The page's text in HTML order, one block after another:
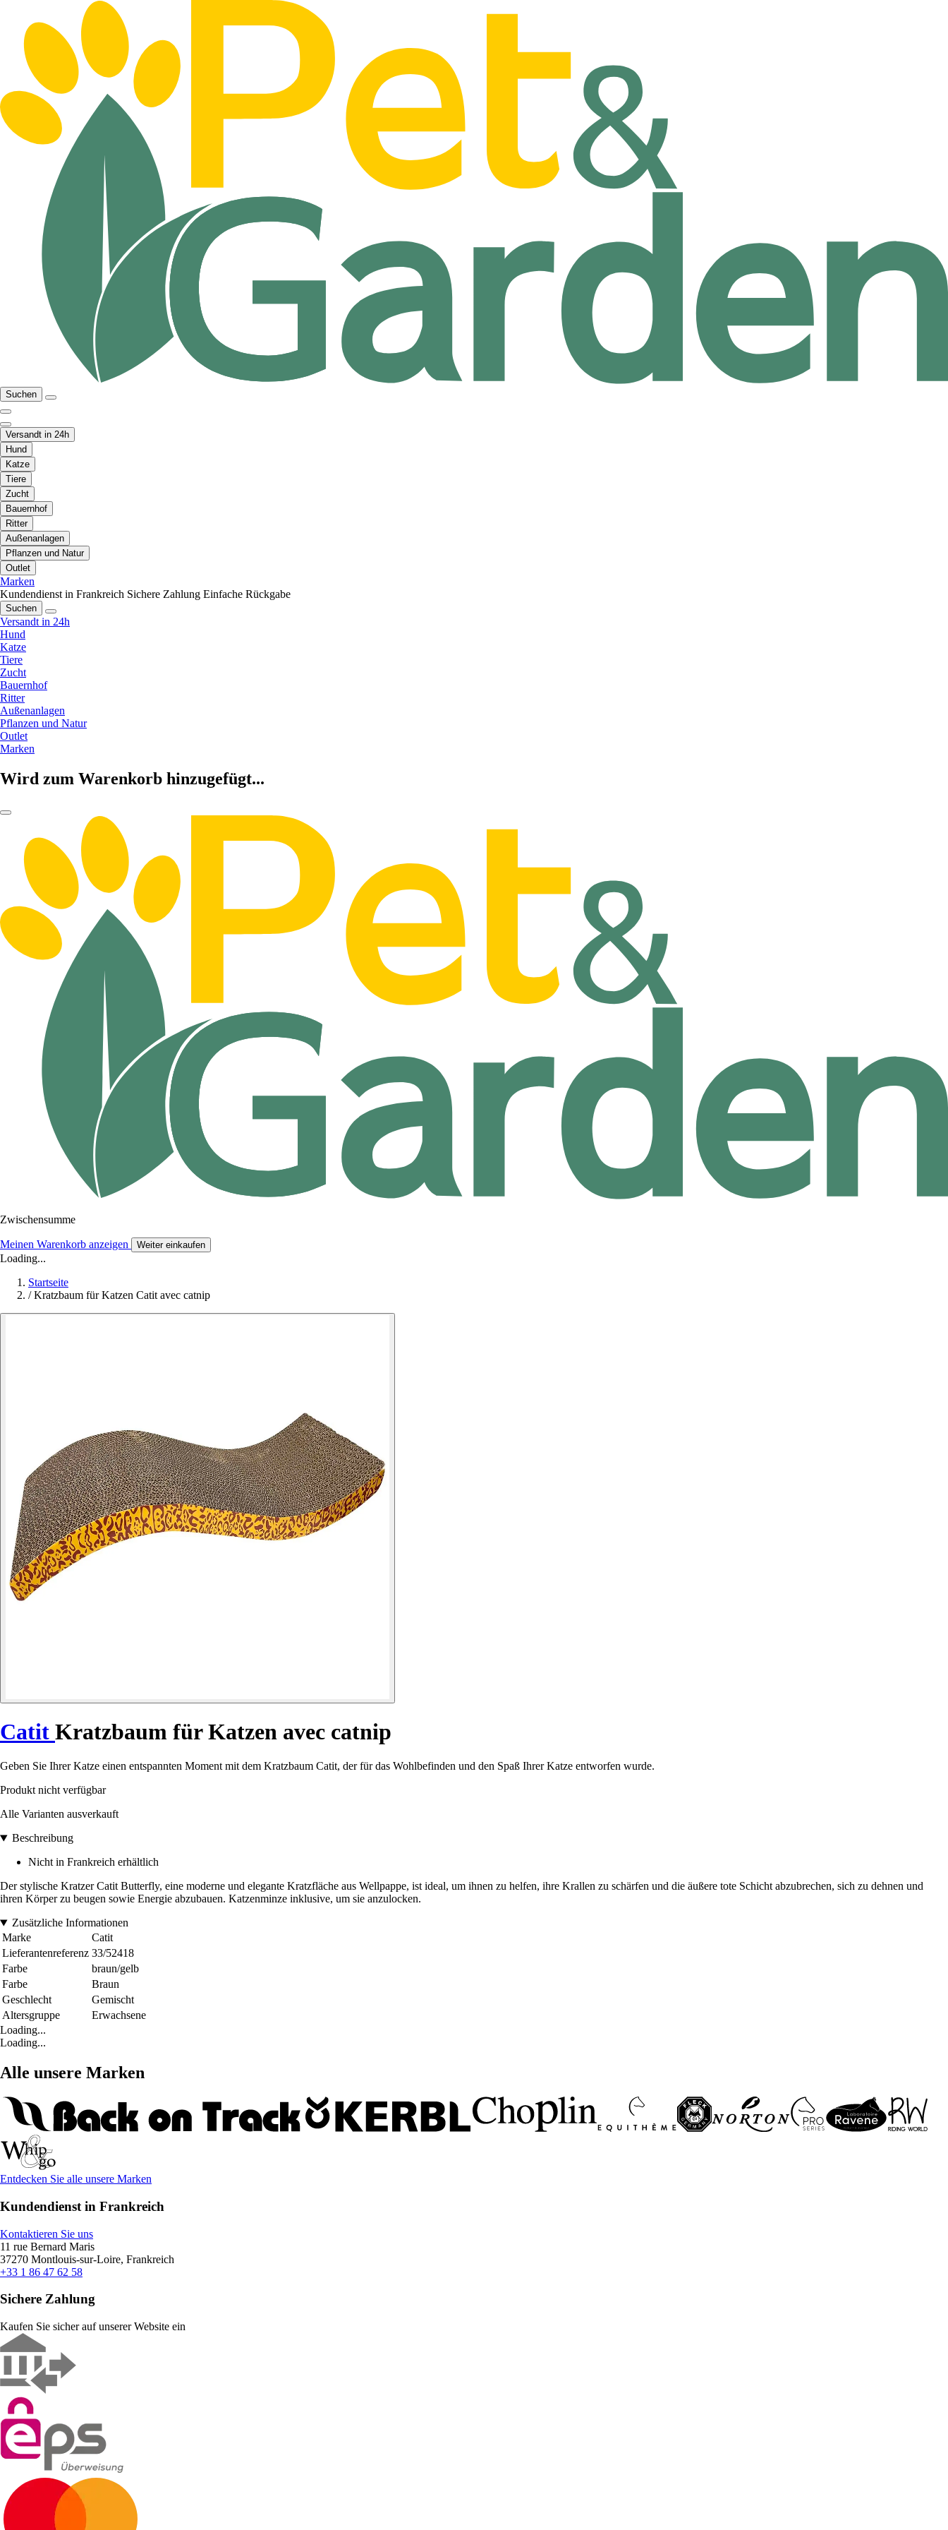
Suchen
Versandt in 24h
Hund
Katze
Tiere
Zucht
Bauernhof
Ritter
Außenanlagen
Pflanzen und Natur
Outlet
Marken
Kundendienst in Frankreich Sichere Zahlung Einfache Rückgabe
Suchen
Versandt in 24h
Hund
Katze
Tiere
Zucht
Bauernhof
Ritter
Außenanlagen
Pflanzen und Natur
Outlet
Marken
Wird zum Warenkorb hinzugefügt...
Zwischensumme
Meinen Warenkorb anzeigen Weiter einkaufen
Loading...
Startseite
/ Kratzbaum für Katzen Catit avec catnip
Catit Kratzbaum für Katzen avec catnip
Geben Sie Ihrer Katze einen entspannten Moment mit dem Kratzbaum Catit, der für das Wohlbefinden und den Spaß Ihrer Katze entworfen wurde.
Produkt nicht verfügbar
Alle Varianten ausverkauft
Beschreibung
Nicht in Frankreich erhältlich
Der stylische Kratzer Catit Butterfly, eine moderne und elegante Kratzfläche aus Wellpappe, ist ideal, um ihnen zu helfen, ihre Krallen zu schärfen und die äußere tote Schicht abzubrechen, sich zu dehnen und
ihren Körper zu beugen sowie Energie abzubauen. Katzenminze inklusive, um sie anzulocken.
Zusätzliche Informationen
Marke
Catit
Lieferantenreferenz 33/52418
Farbe
braun/gelb
Farbe
Braun
Geschlecht
Gemischt
Altersgruppe
Erwachsene
Loading...
Loading...
Alle unsere Marken
Entdecken Sie alle unsere Marken
Kundendienst in Frankreich
Kontaktieren Sie uns
11 rue Bernard Maris
37270 Montlouis-sur-Loire, Frankreich
+33 1 86 47 62 58
Sichere Zahlung
Kaufen Sie sicher auf unserer Website ein